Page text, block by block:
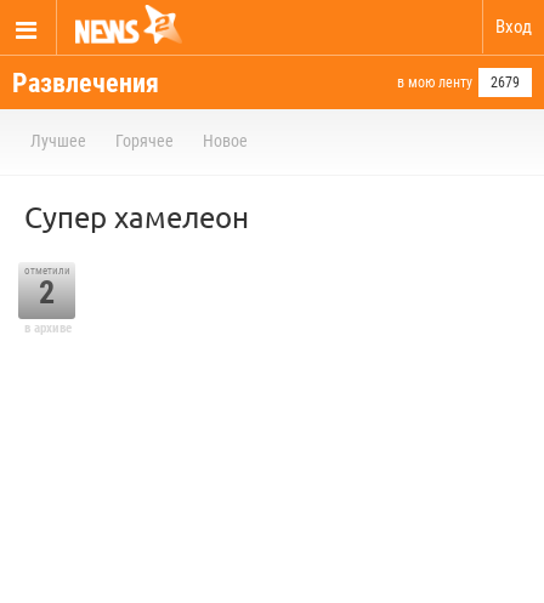
Вход
Развлечения в мою ленту 2679
Лучшее Горячее Новое
Супер хамелеон
отметили
2
в архиве